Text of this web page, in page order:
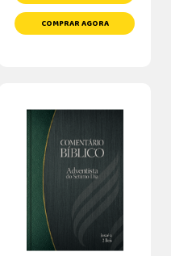
COMPRAR AGORA